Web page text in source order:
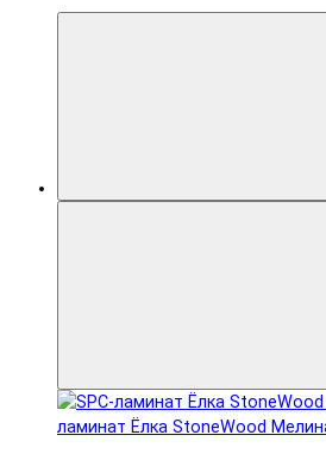
ламинат Ëлка StoneWood